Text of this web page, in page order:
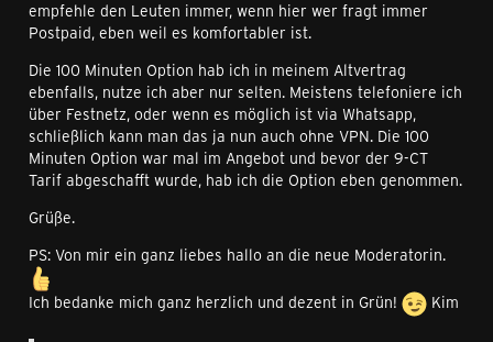
empfehle den Leuten immer, wenn hier wer fragt immer
Postpaid, eben weil es komfortabler ist.
Die 100 Minuten Option hab ich in meinem Altvertrag
ebenfalls, nutze ich aber nur selten. Meistens telefoniere ich
über Festnetz, oder wenn es möglich ist via Whatsapp,
schließlich kann man das ja nun auch ohne VPN. Die 100
Minuten Option war mal im Angebot und bevor der 9-CT
Tarif abgeschafft wurde, hab ich die Option eben genommen.
Grüße.
PS: Von mir ein ganz liebes hallo an die neue Moderatorin.
Ich bedanke mich ganz herzlich und dezent in Grün! Kim